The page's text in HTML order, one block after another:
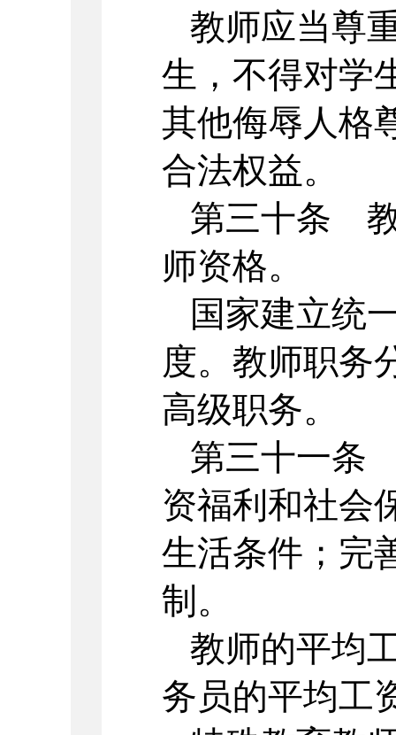
教师应当尊
生，不得对学
其他侮辱人格
合法权益。
第三十条
师资格。
国家建立统
度。教师职务
高级职务。
第三十一条
资福利和社会
生活条件；完
制。
教师的平均
务员的平均工